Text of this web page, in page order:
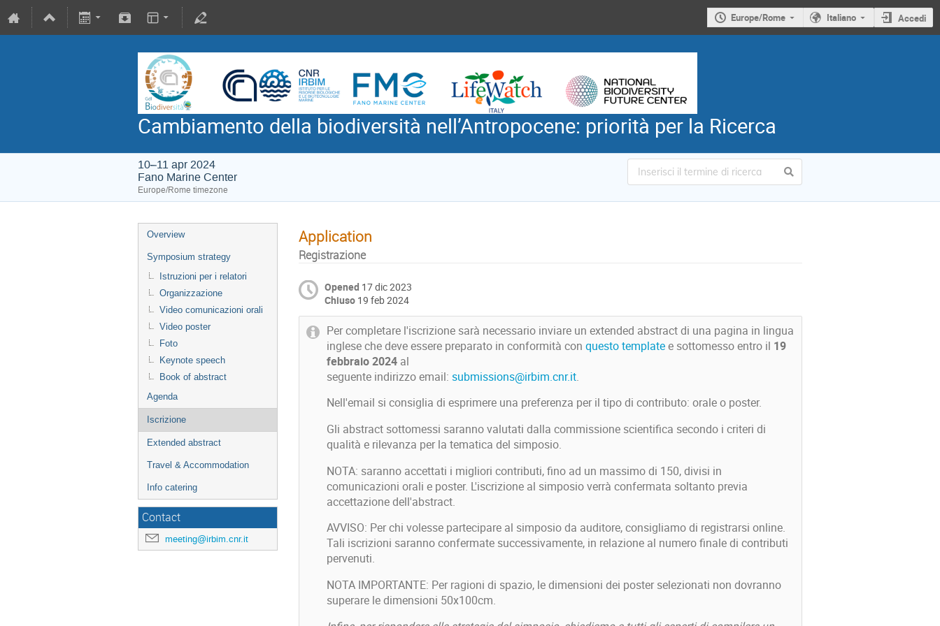
Europe/Rome Italiano Accedi
Cambiamento della biodiversità nell’Antropocene: priorità per la Ricerca
10–11 apr 2024
Fano Marine Center
Europe/Rome timezone
Overview
Symposium strategy
Istruzioni per i relatori
Organizzazione
Video comunicazioni orali
Video poster
Foto
Keynote speech
Book of abstract
Agenda
Iscrizione
Extended abstract
Travel & Accommodation
Info catering
Contact
meeting@irbim.cnr.it
Application
Registrazione
Opened 17 dic 2023
Chiuso 19 feb 2024
Per completare l'iscrizione sarà necessario inviare un extended abstract di una pagina in lingua
inglese che deve essere preparato in conformità con questo templatee sottomesso entro il 19
febbraio 2024al
seguente indirizzo email: submissions@irbim.cnr.it.
Nell'email si consiglia di esprimere una preferenza per il tipo di contributo: orale o poster.
Gli abstract sottomessi saranno valutati dalla commissione scientifica secondo i criteri di
qualità e rilevanza per la tematica del simposio.
NOTA: saranno accettati i migliori contributi, fino ad un massimo di 150, divisi in
comunicazioni orali e poster. L'iscrizione al simposio verrà confermata soltanto previa
accettazione dell'abstract.
AVVISO: Per chi volesse partecipare al simposio da auditore, consigliamo di registrarsi online.
Tali iscrizioni saranno confermate successivamente, in relazione al numero finale di contributi
pervenuti.
NOTA IMPORTANTE: Per ragioni di spazio, le dimensioni dei poster selezionati non dovranno
superare le dimensioni 50x100cm.